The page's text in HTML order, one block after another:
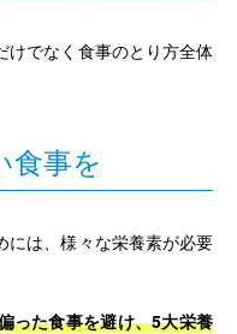
けでなく食事のとり方全体
食事を
には、様々な栄養素が必要
った食事を避け、5大栄養